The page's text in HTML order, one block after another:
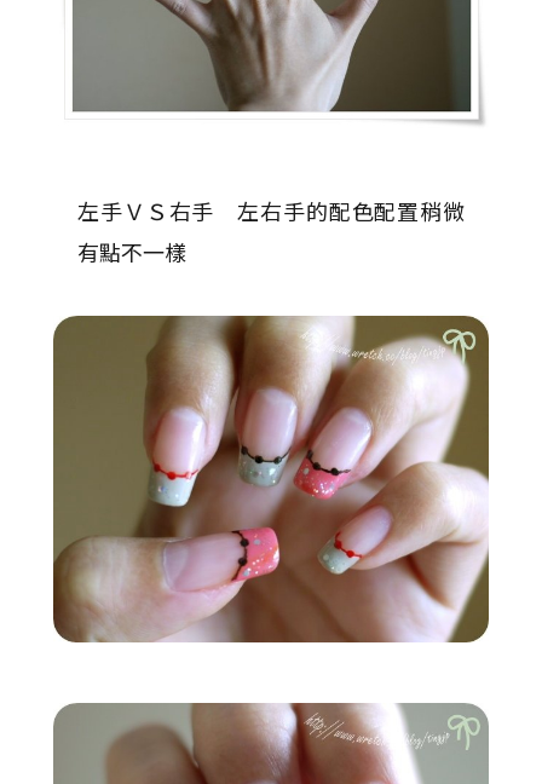
左手ＶＳ右手 左右手的配色配置稍微
有點不一樣